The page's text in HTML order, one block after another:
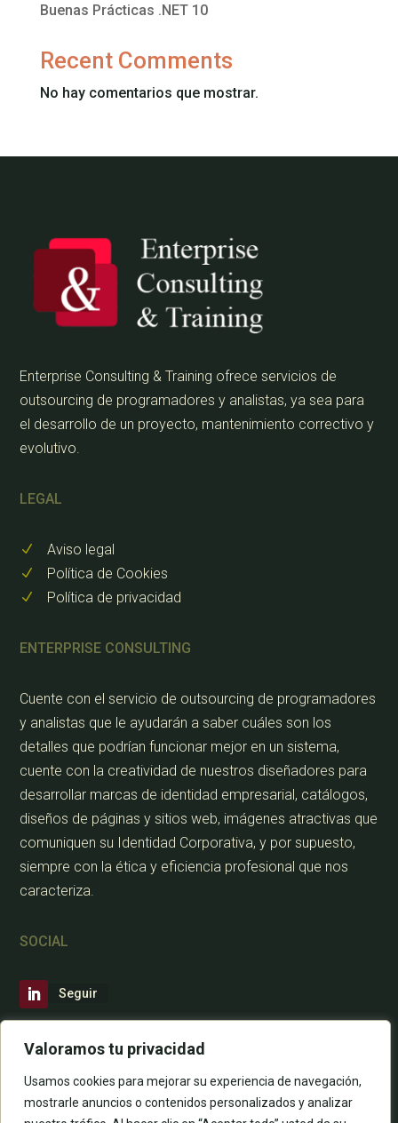
Valoramos tu privacidad
Usamos cookies para mejorar su experiencia de navegación,
mostrarle anuncios o contenidos personalizados y analizar
Buenas Prácticas .NET 10
Recent Comments
No hay comentarios que mostrar.
Enterprise Consulting & Training ofrece servicios de
outsourcing de programadores y analistas, ya sea para
el desarrollo de un proyecto, mantenimiento correctivo y
evolutivo.
LEGAL
N Aviso legal
N Política de Cookies
N Política de privacidad
ENTERPRISE CONSULTING
Cuente con el servicio de outsourcing de programadores
y analistas que le ayudarán a saber cuáles son los
detalles que podrían funcionar mejor en un sistema,
cuente con la creatividad de nuestros diseñadores para
desarrollar marcas de identidad empresarial, catálogos,
diseños de páginas y sitios web, imágenes atractivas que
comuniquen su Identidad Corporativa, y por supuesto,
siempre con la ética y eficiencia profesional que nos
caracteriza.
SOCIAL
Seguir
CONTÁCTANOS